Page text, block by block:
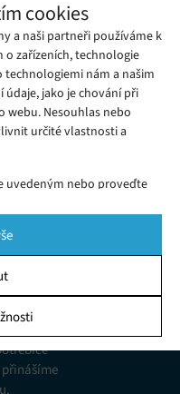
cookies
a naši partneři používáme k
zařízeních, technologie
technologiemi nám a našim
jako je chování při
webu. Nesouhlas nebo
určité vlastnosti a
uvedeným nebo proveďte
použity pouze na tomto
kliknutím na tlačítko
v zařízení, Porozumění
kombinací údajů z
konkurenty
a často
roku prohlásil, že
novinky